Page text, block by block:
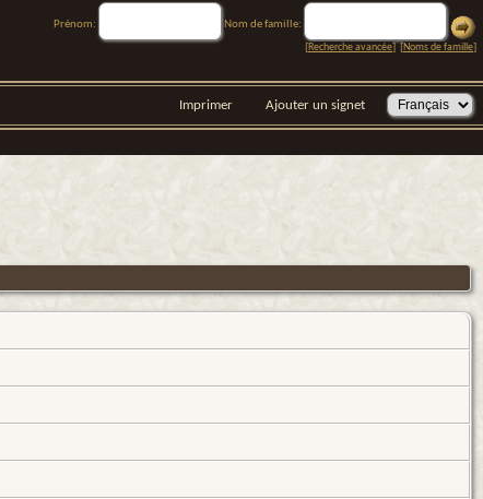
Prénom:
Nom de famille:
[Recherche avancée] [Noms de famille]
Imprimer Ajouter un signet